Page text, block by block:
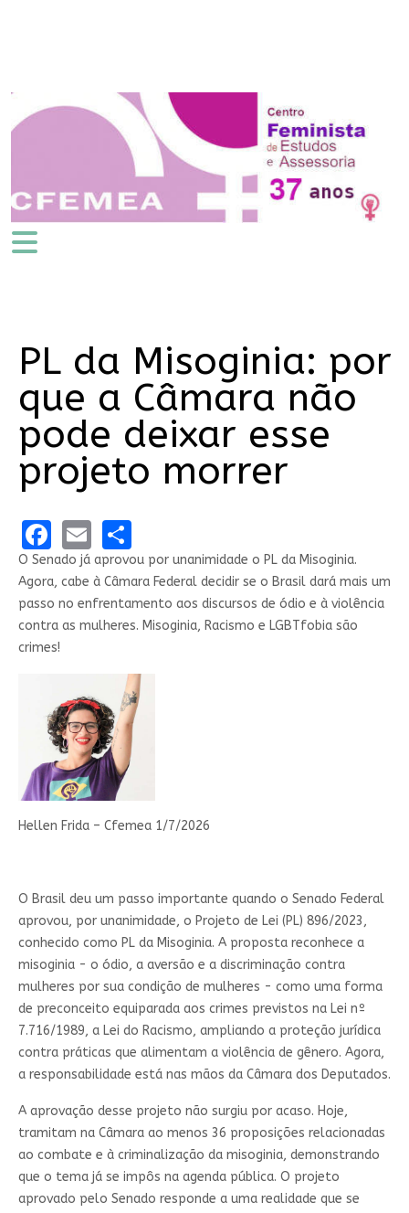
PL da Misoginia: por
que a Câmara não
pode deixar esse
projeto morrer
Facebook
EmailShare
O Senado já aprovou por unanimidade o PL da Misoginia.
Agora, cabe à Câmara Federal decidir se o Brasil dará mais um
passo no enfrentamento aos discursos de ódio e à violência
contra as mulheres. Misoginia, Racismo e LGBTfobia são
crimes!
Hellen Frida – Cfemea 1/7/2026
O Brasil deu um passo importante quando o Senado Federal
aprovou, por unanimidade, o Projeto de Lei (PL) 896/2023,
conhecido como PL da Misoginia. A proposta reconhece a
misoginia - o ódio, a aversão e a discriminação contra
mulheres por sua condição de mulheres - como uma forma
de preconceito equiparada aos crimes previstos na Lei nº
7.716/1989, a Lei do Racismo, ampliando a proteção jurídica
contra práticas que alimentam a violência de gênero. Agora,
a responsabilidade está nas mãos da Câmara dos Deputados.
A aprovação desse projeto não surgiu por acaso. Hoje,
tramitam na Câmara ao menos 36 proposições relacionadas
ao combate e à criminalização da misoginia, demonstrando
que o tema já se impôs na agenda pública. O projeto
aprovado pelo Senado responde a uma realidade que se